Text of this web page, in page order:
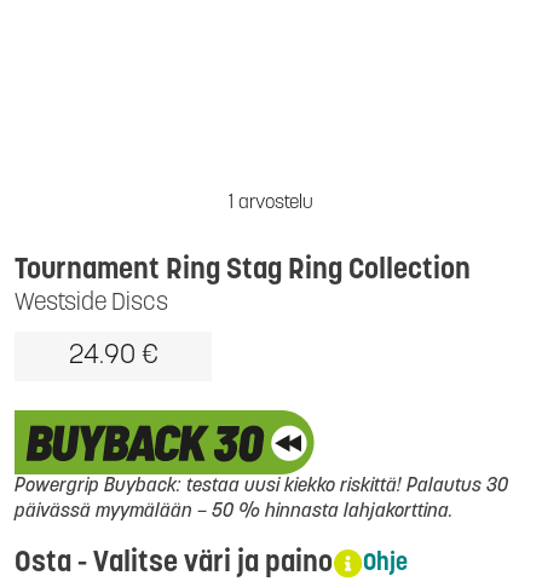
1 arvostelu
Westside Discs
Tournament Ring Stag Ring Collection
24.90 €
Powergrip Buyback: testaa uusi kiekko riskittä! Palautus 30
päivässä myymälään – 50 % hinnasta lahjakorttina.
Osta - Valitse väri ja paino Ohje